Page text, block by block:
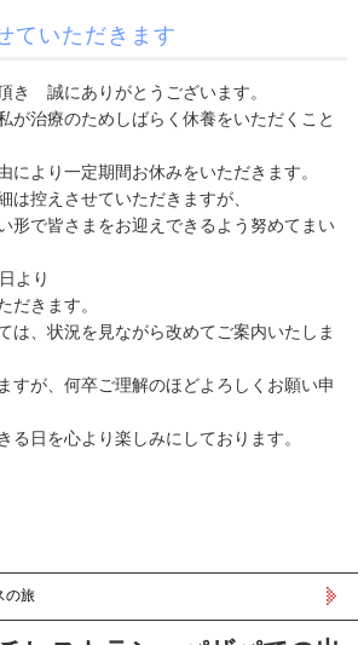
ていただきます
き 誠にありがとうございます。
が治療のためしばらく休養をいただくこと
により一定期間お休みをいただきます。
は控えさせていただきますが、
形で皆さまをお迎えできるよう努めてまい
より
だきます。
は、状況を見ながら改めてご案内いたしま
すが、何卒ご理解のほどよろしくお願い申
る日を心より楽しみにしております。
の旅